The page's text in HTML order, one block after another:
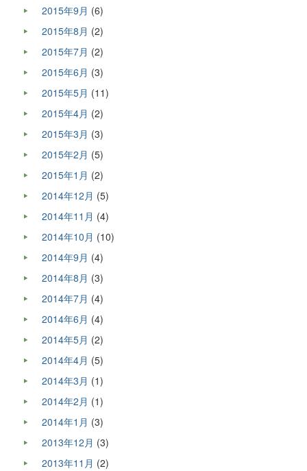
2015年9月 (6)
2015年8月 (2)
2015年7月 (2)
2015年6月 (3)
2015年5月 (11)
2015年4月 (2)
2015年3月 (3)
2015年2月 (5)
2015年1月 (2)
2014年12月 (5)
2014年11月 (4)
2014年10月 (10)
2014年9月 (4)
2014年8月 (3)
2014年7月 (4)
2014年6月 (4)
2014年5月 (2)
2014年4月 (5)
2014年3月 (1)
2014年2月 (1)
2014年1月 (3)
2013年12月 (3)
2013年11月 (2)